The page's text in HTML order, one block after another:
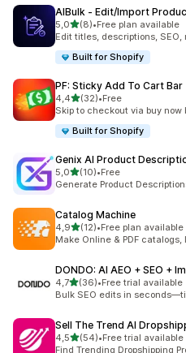
AIBulk ‑ Edit/Import
5,05 yıldız üzerinden
(8)
toplam 8 değerlendirme
•Free plan available
Edit titles, descriptions,
Built for Shopify
PF: Sticky Add To Cart Bar
4,45 yıldız üzerinden
(32)
toplam 32 değerlendirme
•Free
Skip to checkout via buy now
Built for Shopify
Genix AI Product
5,05 yıldız üzerinden
(10)
toplam 10 değerlendirme
•Free
Generate Product
Catalog Machine
4,95 yıldız üzerinden
(12)
toplam 12 değerlendirme
•Free plan available
Make Online & PDF
DONDO: AI AEO + SEO +
4,75 yıldız üzerinden
(36)
toplam 36 değerlendirme
•Free trial available
Bulk SEO edits in
Sell The Trend AI
4,55 yıldız üzerinden
(54)
toplam 54 değerlendirme
•Free trial available
Find Trending Dropshipping